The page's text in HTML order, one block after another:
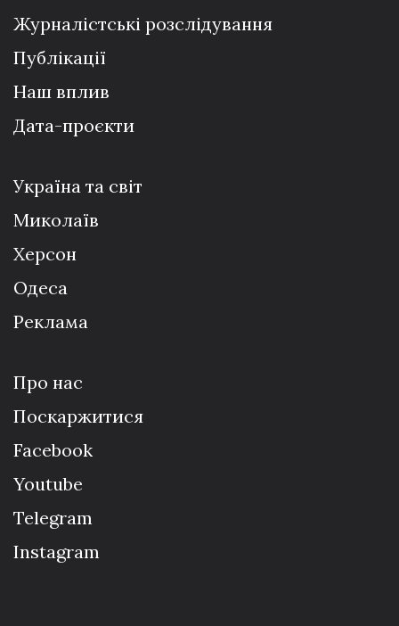
Журналістські розслідування
Публікації
Наш вплив
Дата-проєкти
Україна та світ
Миколаїв
Херсон
Одеса
Реклама
Про нас
Поскаржитися
Facebook
Youtube
Telegram
Instagram